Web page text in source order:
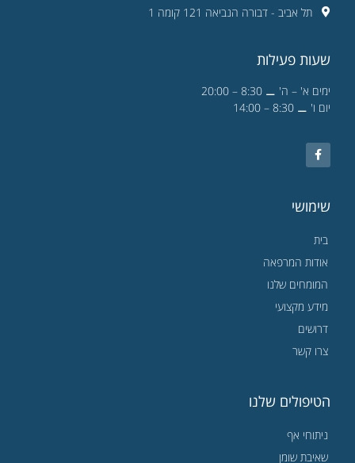
תל אביב - דבורה הנביאה 121 קומה 1
שעות פעילות
ימים א' – ה' ⚊ 8:30 – 20:00
יום ו' ⚊ 8:30 – 14:00
שימושי
בית
אודות המרפאה
המומחים שלנו
מידע מקצועי
דרושים
צרו קשר
הטיפולים שלנו
ניתוחי אף
שאיבת שומן